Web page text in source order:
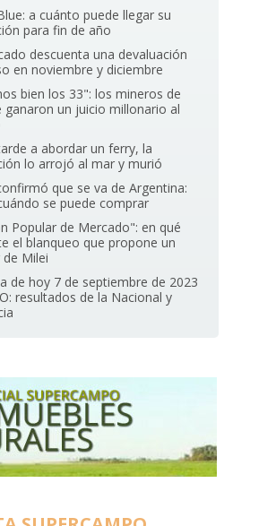
a cuánto puede llegar su
para fin de año
descuenta una devaluación
en noviembre y diciembre
bien los 33": los mineros de
ganaron un juicio millonario al
a abordar un ferry, la
lo arrojó al mar y murió
que se va de Argentina:
se puede comprar
Popular de Mercado": en qué
el blanqueo que propone un
Milei
de hoy 7 de septiembre de 2023
resultados de la Nacional y